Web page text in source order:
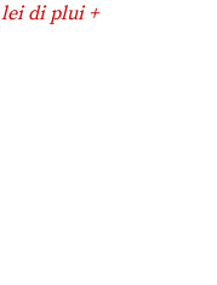
lei di plui +